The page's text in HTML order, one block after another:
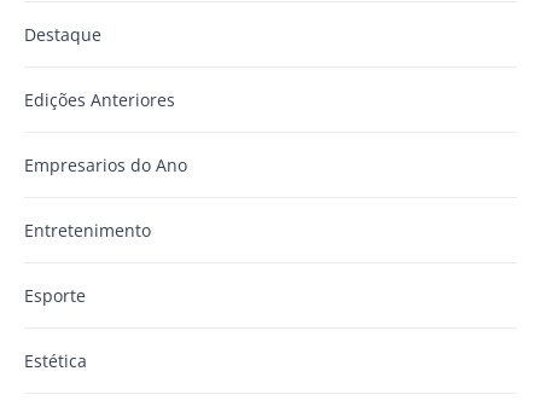
Destaque
Edições Anteriores
Empresarios do Ano
Entretenimento
Esporte
Estética